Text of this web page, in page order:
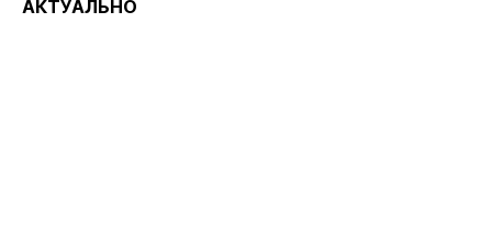
АКТУАЛЬНО